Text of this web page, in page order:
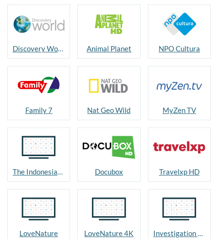
Discovery World Animal Planet NPO Cultura
Family 7 Nat Geo Wild MyZen TV
The Indonesian Channel Docubox Travelxp HD
LoveNature LoveNature 4K Investigation Discovery